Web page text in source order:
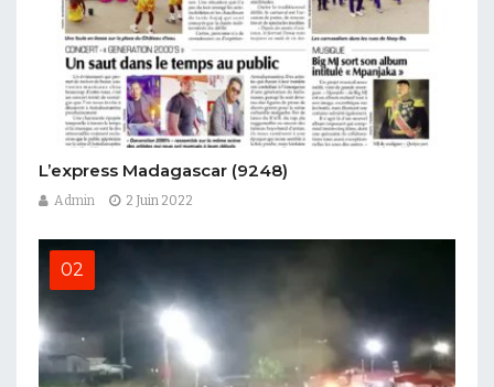
L’express Madagascar (9248)
Admin 2 Juin 2022